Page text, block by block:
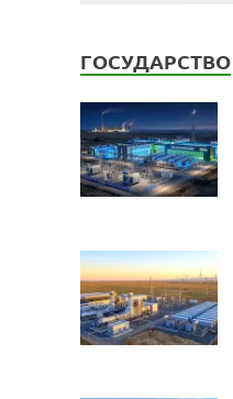
ГОСУДАРСТВО